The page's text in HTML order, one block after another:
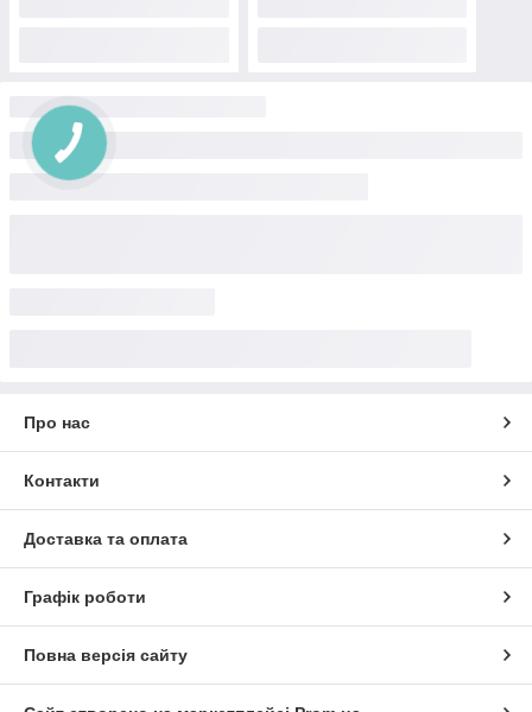
Про нас
Контакти
Доставка та оплата
Графік роботи
Повна версія сайту